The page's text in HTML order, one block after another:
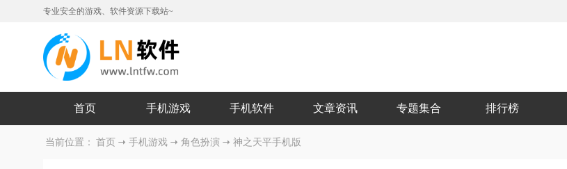
专业安全的游戏、软件资源下载站~
首页 手机游戏 手机软件 文章资讯 专题集合 排行榜
当前位置： 首页 手机游戏 角色扮演 神之天平手机版